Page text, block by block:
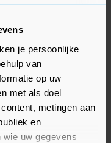
je persoonlijke
van
op uw
met als doel
metingen aan
en
uw gegevens